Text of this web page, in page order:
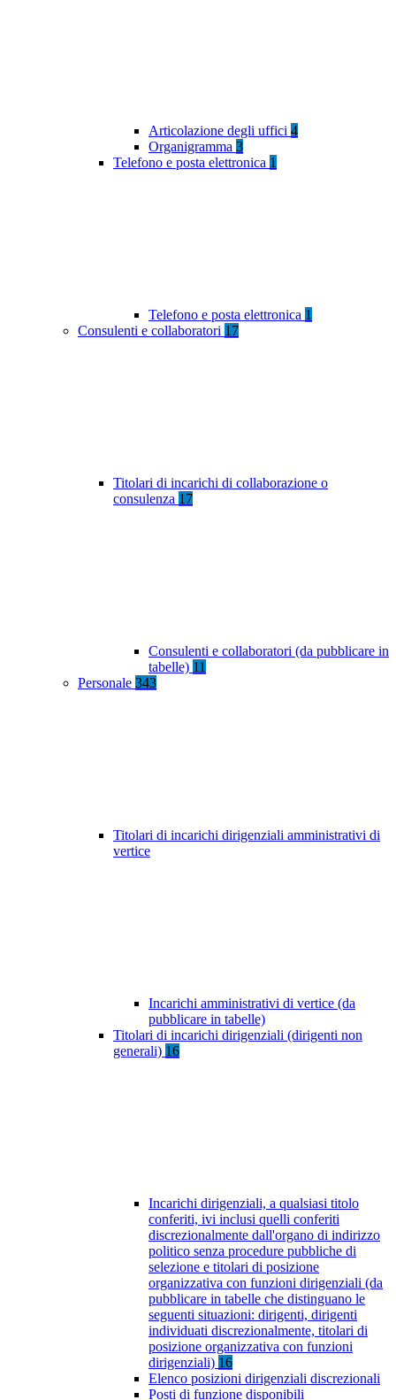
Articolazione degli uffici 4
Organigramma 3
Telefono e posta elettronica 1
Telefono e posta elettronica 1
Consulenti e collaboratori 17
Titolari di incarichi di collaborazione o
consulenza 17
Consulenti e collaboratori (da pubblicare in
tabelle) 11
Personale 343
Titolari di incarichi dirigenziali amministrativi di
vertice
Incarichi amministrativi di vertice (da
pubblicare in tabelle)
Titolari di incarichi dirigenziali (dirigenti non
generali) 16
Incarichi dirigenziali, a qualsiasi titolo
conferiti, ivi inclusi quelli conferiti
discrezionalmente dall'organo di indirizzo
politico senza procedure pubbliche di
selezione e titolari di posizione
organizzativa con funzioni dirigenziali (da
pubblicare in tabelle che distinguano le
seguenti situazioni: dirigenti, dirigenti
individuati discrezionalmente, titolari di
posizione organizzativa con funzioni
dirigenziali) 16
Elenco posizioni dirigenziali discrezionali
Posti di funzione disponibili